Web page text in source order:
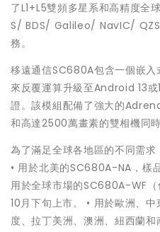
了L1+L5雙頻多星系和高精度全
S/ BDS/ Galileo/ NavIC/
務。
移遠通信SC680A包含一個嵌
來反覆運算升級至Android 13
證。該模組配備了強大的
和高達2500萬畫素的雙相機同時
為了滿足全球各地區的不同需
• 用於北美的SC680A-NA，樣
用於全球市場的SC680A-WF
10月下旬上市。 • 用於歐洲、
度、拉丁美洲、澳洲、紐西蘭